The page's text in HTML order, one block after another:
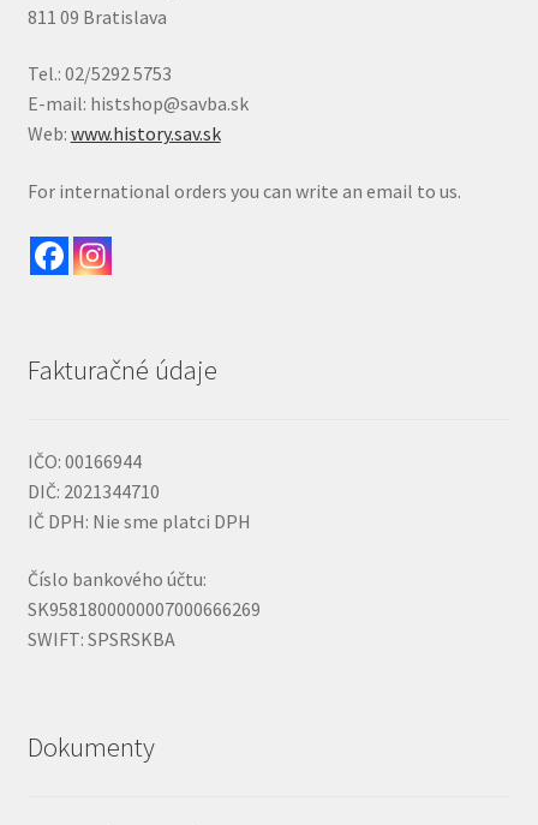
811 09 Bratislava
Tel.: 02/5292 5753
E-mail: histshop@savba.sk
Web: www.history.sav.sk
For international orders you can write an email to us.
Fakturačné údaje
IČO: 00166944
DIČ: 2021344710
IČ DPH: Nie sme platci DPH
Číslo bankového účtu:
SK9581800000007000666269
SWIFT: SPSRSKBA
Dokumenty